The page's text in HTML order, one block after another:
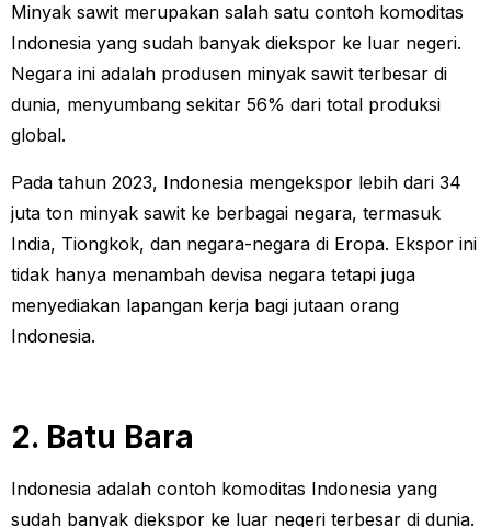
Minyak sawit merupakan salah satu contoh komoditas
Indonesia yang sudah banyak diekspor ke luar negeri.
Negara ini adalah produsen minyak sawit terbesar di
dunia, menyumbang sekitar 56% dari total produksi
global.
Pada tahun 2023, Indonesia mengekspor lebih dari 34
juta ton minyak sawit ke berbagai negara, termasuk
India, Tiongkok, dan negara-negara di Eropa. Ekspor ini
tidak hanya menambah devisa negara tetapi juga
menyediakan lapangan kerja bagi jutaan orang
Indonesia.
2. Batu Bara
Indonesia adalah contoh komoditas Indonesia yang
sudah banyak diekspor ke luar negeri terbesar di dunia.